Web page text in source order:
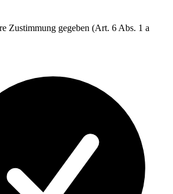
Zustimmung gegeben (Art. 6 Abs. 1 a